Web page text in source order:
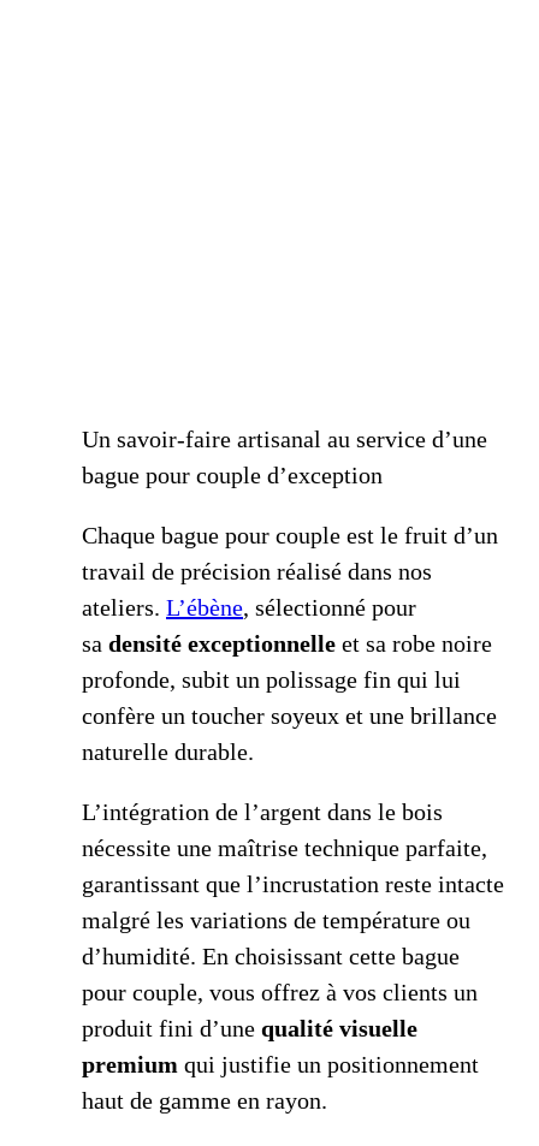
Un savoir-faire artisanal au service d’une
bague pour couple d’exception
Chaque bague pour couple est le fruit d’un
travail de précision réalisé dans nos
ateliers. L’ébène, sélectionné pour
sa densité exceptionnelle et sa robe noire
profonde, subit un polissage fin qui lui
confère un toucher soyeux et une brillance
naturelle durable.
L’intégration de l’argent dans le bois
nécessite une maîtrise technique parfaite,
garantissant que l’incrustation reste intacte
malgré les variations de température ou
d’humidité. En choisissant cette bague
pour couple, vous offrez à vos clients un
produit fini d’une qualité visuelle
premium qui justifie un positionnement
haut de gamme en rayon.